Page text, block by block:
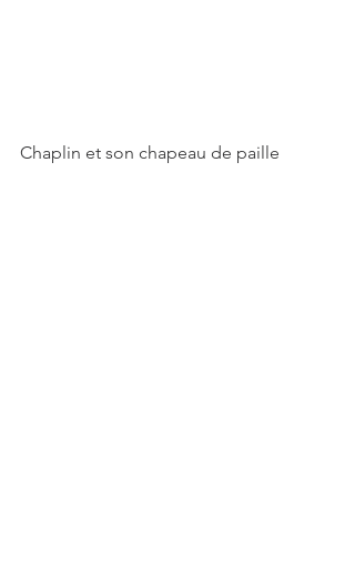
Chaplin et son chapeau de paille